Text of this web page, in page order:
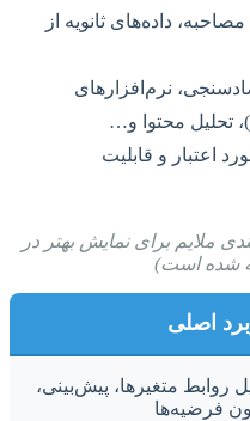
داده‌های ثانویه از
نرم‌افزارهای
اعتبار و قابلیت
ملایم برای نمایش بهتر در
شده است)
اصلی
روابط متغیرها، پیش‌بینی،
فرضیه‌ها